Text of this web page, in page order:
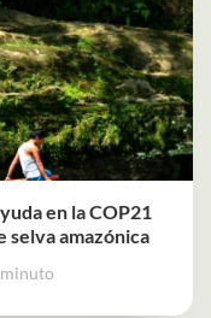
en la COP21
selva amazónica